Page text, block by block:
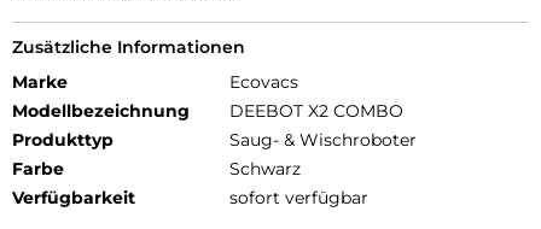
Zusätzliche Informationen
Marke
Ecovacs
Modellbezeichnung
DEEBOT X2 COMBO
Produkttyp
Saug- & Wischroboter
Farbe
Schwarz
Verfügbarkeit
sofort verfügbar